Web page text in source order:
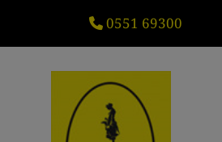
0551 69300